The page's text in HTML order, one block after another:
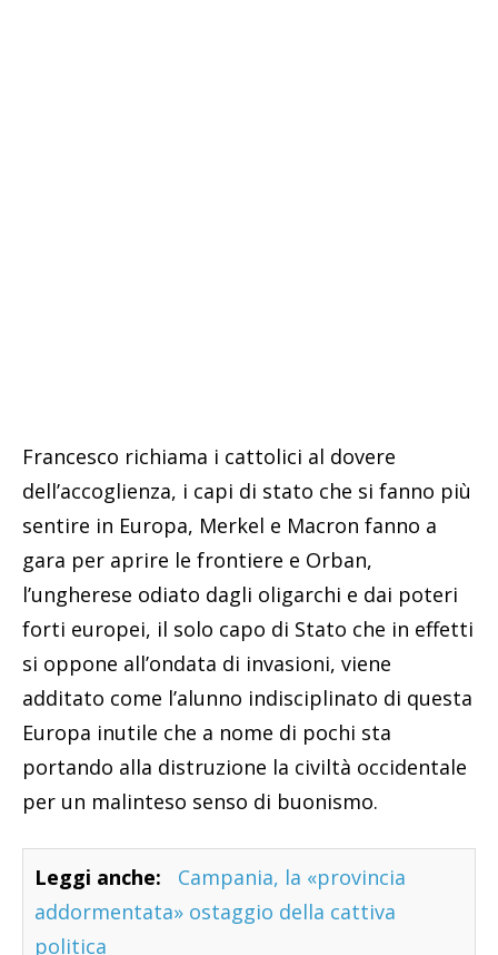
Francesco richiama i cattolici al dovere
dell’accoglienza, i capi di stato che si fanno più
sentire in Europa, Merkel e Macron fanno a
gara per aprire le frontiere e Orban,
l’ungherese odiato dagli oligarchi e dai poteri
forti europei, il solo capo di Stato che in effetti
si oppone all’ondata di invasioni, viene
additato come l’alunno indisciplinato di questa
Europa inutile che a nome di pochi sta
portando alla distruzione la civiltà occidentale
per un malinteso senso di buonismo.
Leggi anche:
Campania, la «provincia
addormentata» ostaggio della cattiva
politica